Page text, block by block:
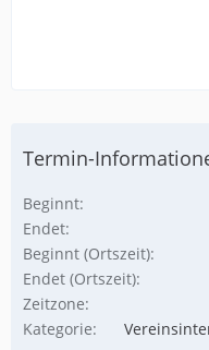
Termin-
Beginnt
Endet
Beginnt (Ortszeit)
Endet (Ortszeit)
Zeitzone
Kategorie